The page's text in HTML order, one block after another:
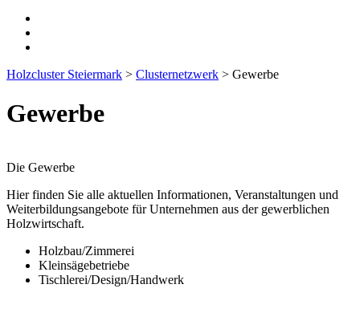
Holzcluster Steiermark > Clusternetzwerk > Gewerbe
Gewerbe
Die Gewerbe
Hier finden Sie alle aktuellen Informationen, Veranstaltungen und
Weiterbildungsangebote für Unternehmen aus der gewerblichen
Holzwirtschaft.
Holzbau/Zimmerei
Kleinsägebetriebe
Tischlerei/Design/Handwerk